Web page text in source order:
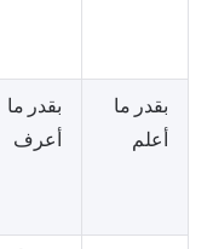
بقدر ما
أعلم
بقدر ما
أعرف